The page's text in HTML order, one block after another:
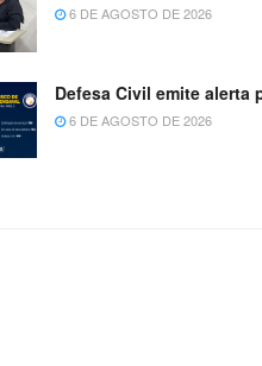
6 DE AGOSTO DE 2026
Defesa Civil emite alerta
6 DE AGOSTO DE 2026